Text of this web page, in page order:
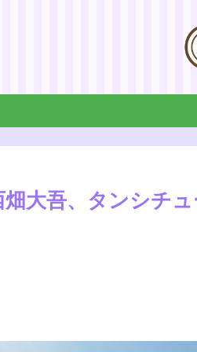
畑大吾、タンシチ